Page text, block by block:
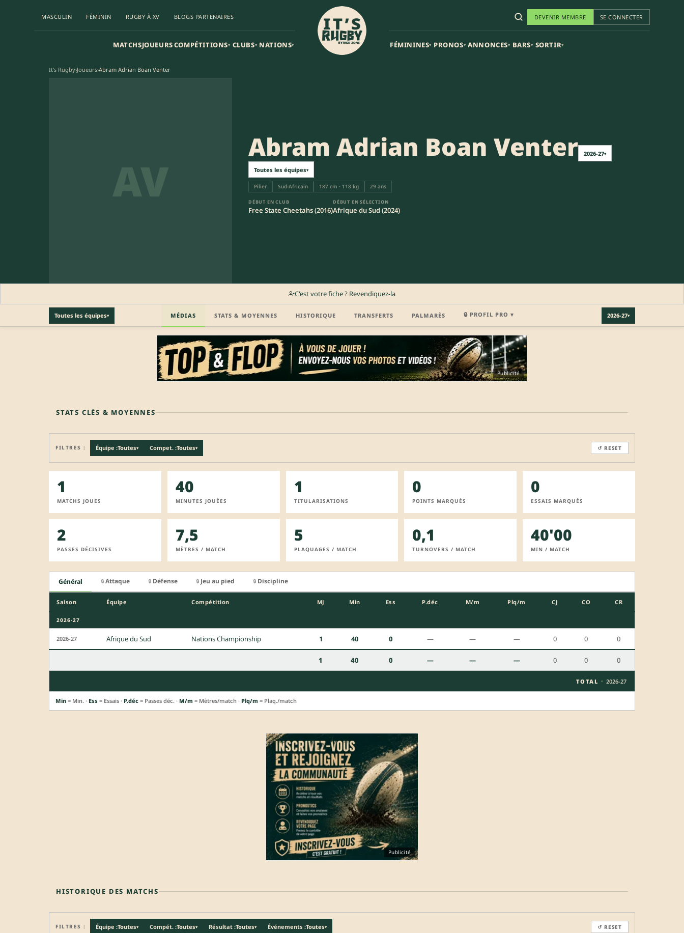
MASCULIN FÉMININ RUGBY À XV BLOGS PARTENAIRES
MATCHSJOUEURSCOMPÉTITIONS▾ CLUBS▾ NATIONS▾
DEVENIR MEMBRE SE CONNECTER
FÉMININES▾ PRONOS▾ ANNONCES▾ BARS▾ SORTIR▾
It's Rugby›Joueurs›Abram Adrian Boan Venter
AV
Abram Adrian Boan Venter 2026-27▾
Toutes les équipes▾
Pilier Sud-Africain 187 cm · 118 kg 29 ans
DÉBUT EN CLUB
Free State Cheetahs (2016)
DÉBUT EN SÉLECTION
Afrique du Sud (2024)
C'est votre fiche ? Revendiquez-la
MÉDIAS STATS & MOYENNES HISTORIQUE TRANSFERTS PALMARÈS 🔒 PROFIL PRO ▾ 2026-27▾
Toutes les équipes▾
Profil pro · Réservé aux clubs REJOINDRE LA COMMUNAUTÉ
Publicité
STATS CLÉS & MOYENNES
FILTRES : Équipe :Toutes▾ Compet. :Toutes▾ ↺ RESET
1
MATCHS JOUES
40
MINUTES JOUÉES
1
TITULARISATIONS
0
POINTS MARQUÉS
0
ESSAIS MARQUÉS
2
PASSES DÉCISIVES
7,5
MÈTRES / MATCH
5
PLAQUAGES / MATCH
0,1
TURNOVERS / MATCH
40'00
MIN / MATCH
Général 🔒 Attaque 🔒 Défense 🔒 Jeu au pied 🔒 Discipline
Saison Équipe Compétition MJ Min Ess P.déc M/m Plq/m CJ CO CR
2026-27
2026-27 Afrique du Sud Nations Championship 1 40 0 — — — 0 0 0
1 40 0 — — — 0 0 0
TOTAL · 2026-27
Min = Min. · Ess = Essais · P.déc = Passes déc. · M/m = Mètres/match · Plq/m = Plaq./match
Publicité
HISTORIQUE DES MATCHS
FILTRES : Équipe :Toutes▾ Compét. :Toutes▾ Résultat :Toutes▾ Événements :Toutes▾ ↺ RESET